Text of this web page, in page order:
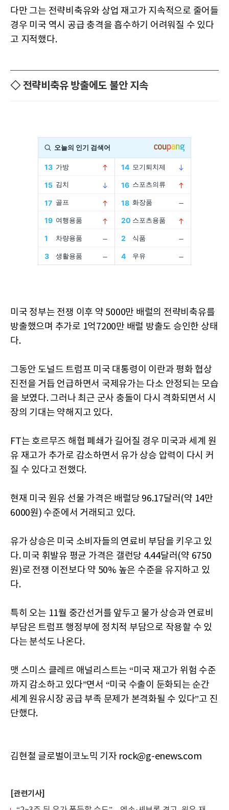
다만 그는 전략비축유와 상업 재고가 지속적으로 줄어들
경우 미국 역시 공급 충격을 흡수하기 어려워질 수 있다
고 지적했다.
◇ 전략비축유 방출에도 불안 지속
미국 정부는 전쟁 이후 약 5000만 배럴의 전략비축유를
방출했으며 추가로 1억7200만 배럴 방출도 승인한 상태
다.
그동안 도널드 트럼프 미국 대통령이 이란과 평화 협상
진전을 거듭 언급하면서 국제유가는 다소 안정되는 모습
을 보였다. 그러나 최근 군사 충돌이 다시 격화되면서 시
장의 기대는 약해지고 있다.
FT는 호르무즈 해협 폐쇄가 길어질 경우 미국과 세계 원
유 재고가 추가로 감소하면서 유가 상승 압력이 다시 커
질 수 있다고 전했다.
현재 미국 원유 선물 가격은 배럴당 96.17달러(약 14만
6000원) 수준에서 거래되고 있다.
유가 상승은 미국 소비자들의 연료비 부담을 키우고 있
다. 미국 휘발유 평균 가격은 갤런당 4.44달러(약 6750
원)로 전쟁 이전보다 약 50% 높은 수준을 유지하고 있
다.
특히 오는 11월 중간선거를 앞두고 물가 상승과 연료비
부담은 트럼프 행정부에 정치적 부담으로 작용할 수 있
다는 분석도 나온다.
맷 스미스 클레르 애널리스트는 “미국 재고가 위험 수준
까지 감소하고 있다”면서 “미국 수출이 둔화되는 순간
세계 원유시장 공급 부족 문제가 본격화될 수 있다”고 진
단했다.
김현철 글로벌이코노믹 기자 rock@g-enews.com
[관련기사]